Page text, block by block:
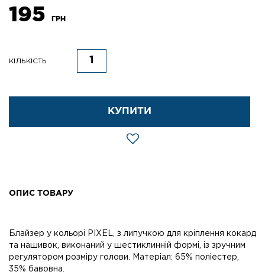
195 ГРН
КІЛЬКІСТЬ
КУПИТИ
ОПИС ТОВАРУ
Блайзер у кольорі PIXEL, з липучкою для кріплення кокард
та нашивок, виконаний у шестиклинній формі, із зручним
регулятором розміру голови. Матеріал: 65% поліестер,
35% бавовна.